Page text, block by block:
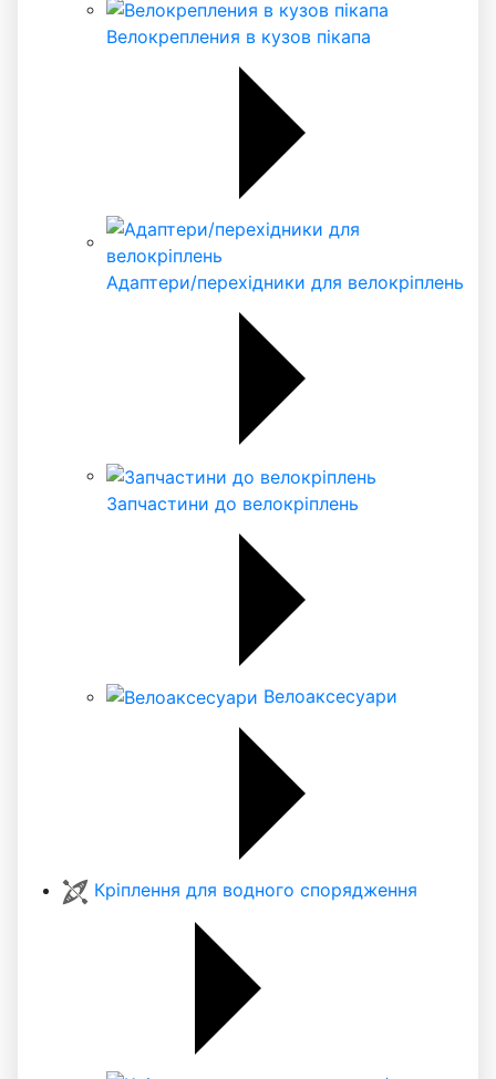
Велокрепления в кузов пікапа
Адаптери/перехідники для велокріплень
Запчастини до велокріплень
Велоаксесуари
Кріплення для водного спорядження